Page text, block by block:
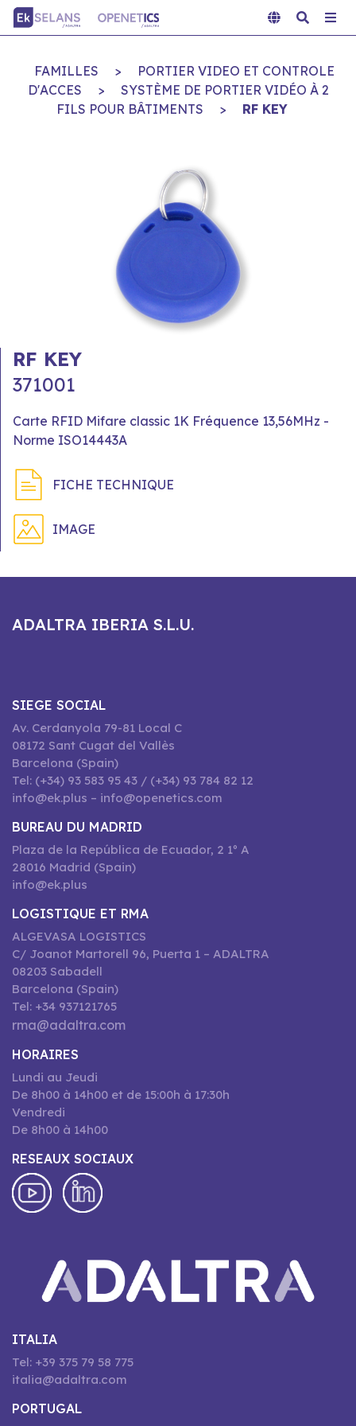
FAMILLES >
PORTIER VIDEO ET CONTROLE
D'ACCES
>
SYSTÈME DE PORTIER VIDÉO À 2
FILS POUR BÂTIMENTS
> RF KEY
RF KEY
371001
Carte RFID Mifare classic 1K Fréquence 13,56MHz -
Norme ISO14443A
FICHE TECHNIQUE
IMAGE
ADALTRA IBERIA S.L.U.
SIEGE SOCIAL
Av. Cerdanyola 79-81 Local C
08172 Sant Cugat del Vallès
Barcelona (Spain)
Tel: (+34) 93 583 95 43 / (+34) 93 784 82 12
info@ek.plus – info@openetics.com
BUREAU DU MADRID
Plaza de la República de Ecuador, 2 1º A
28016 Madrid (Spain)
info@ek.plus
LOGISTIQUE ET RMA
ALGEVASA LOGISTICS
C/ Joanot Martorell 96, Puerta 1 – ADALTRA
08203 Sabadell
Barcelona (Spain)
Tel: +34 937121765
rma@adaltra.com
HORAIRES
Lundi au Jeudi
De 8h00 à 14h00 et de 15:00h à 17:30h
Vendredi
De 8h00 à 14h00
RESEAUX SOCIAUX
ITALIA
Tel: +39 375 79 58 775
italia@adaltra.com
PORTUGAL